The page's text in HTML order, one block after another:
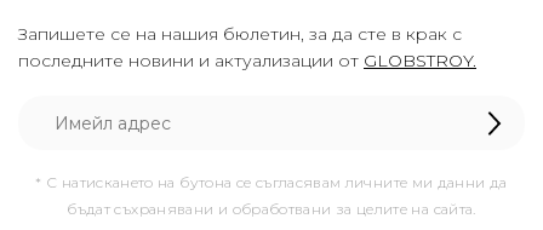
Запишете се на нашия бюлетин, за да сте в крак с
последните новини и актуализации от GLOBSTROY.
* С натискането на бутона се съгласявам личните ми данни да
бъдат съхранявани и обработвани за целите на сайта.